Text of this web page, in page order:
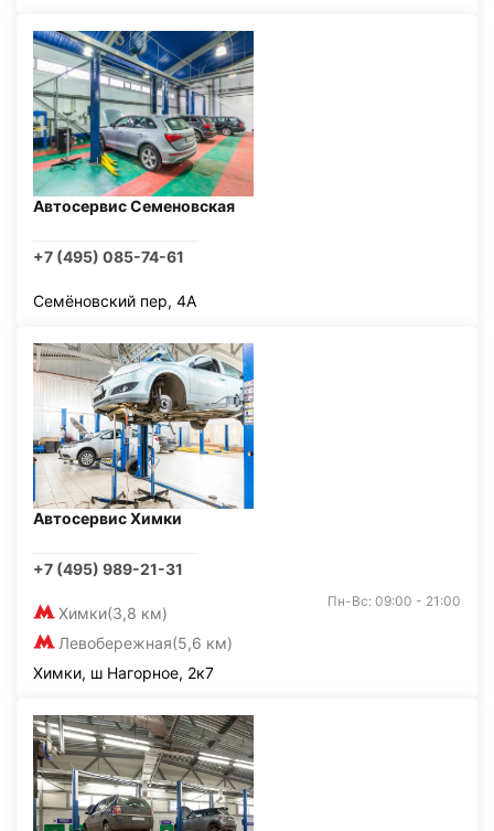
Автосервис Семеновская
+7 (495) 085-74-61
Семёновский пер, 4А
Автосервис Химки
+7 (495) 989-21-31
Химки(3,8 км)
Левобережная(5,6 км)
Пн-Вс: 09:00 - 21:00
Химки, ш Нагорное, 2к7